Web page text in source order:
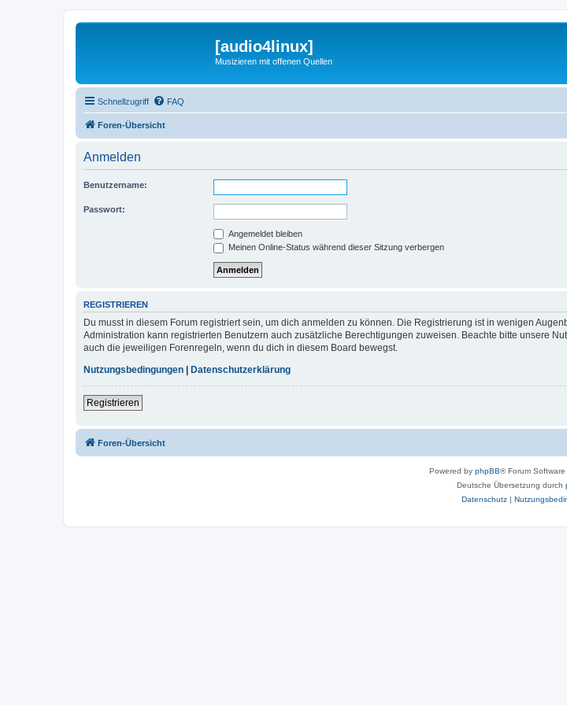
[audio4linux]
Musizieren mit offenen Quellen
Schnellzugriff FAQ
Foren-Übersicht
Anmelden
Benutzername:
Passwort:
Angemeldet bleiben
Meinen Online-Status während dieser Sitzung verbergen
REGISTRIEREN
Du musst in diesem Forum registriert sein, um dich anmelden zu können. Die Registrierung ist in wenigen
Administration kann registrierten Benutzern auch zusätzliche Berechtigungen zuweisen. Beachte bitte unsere
auch die jeweiligen Forenregeln, wenn du dich in diesem Board bewegst.
Nutzungsbedingungen
Datenschutzerklärung
Registrieren
Foren-Übersicht
Powered by phpBB® Forum
Deutsche Übersetzung durch
Datenschutz|